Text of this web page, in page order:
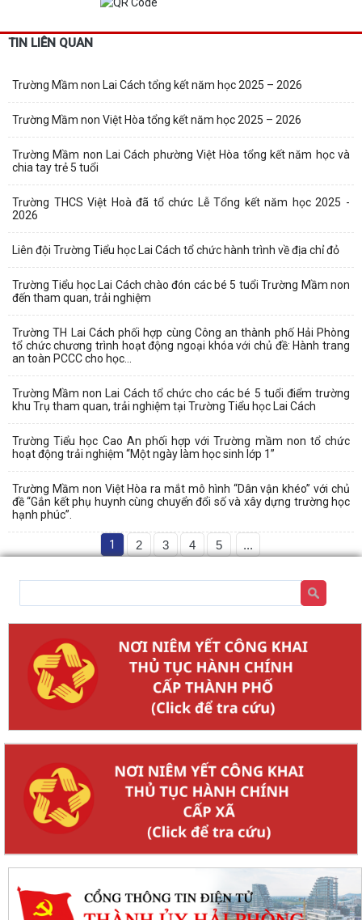
TIN LIÊN QUAN
Trường Mầm non Lai Cách tổng kết năm học 2025 – 2026
Trường Mầm non Việt Hòa tổng kết năm học 2025 – 2026
Trường Mầm non Lai Cách phường Việt Hòa tổng kết năm học và
chia tay trẻ 5 tuổi
Trường THCS Việt Hoà đã tổ chức Lễ Tổng kết năm học 2025 -
2026
Liên đội Trường Tiểu học Lai Cách tổ chức hành trình về địa chỉ đỏ
Trường Tiểu học Lai Cách chào đón các bé 5 tuổi Trường Mầm non
đến tham quan, trải nghiệm
Trường TH Lai Cách phối hợp cùng Công an thành phố Hải Phòng
tổ chức chương trình hoạt động ngoại khóa với chủ đề: Hành trang
an toàn PCCC cho học...
Trường Mầm non Lai Cách tổ chức cho các bé 5 tuổi điểm trường
khu Trụ tham quan, trải nghiệm tại Trường Tiểu học Lai Cách
Trường Tiểu học Cao An phối hợp với Trường mầm non tổ chức
hoạt động trải nghiệm “Một ngày làm học sinh lớp 1”
Trường Mầm non Việt Hòa ra mắt mô hình “Dân vận khéo” với chủ
đề “Gắn kết phụ huynh cùng chuyển đổi số và xây dựng trường học
hạnh phúc”.
1 2 3 4 5 ...